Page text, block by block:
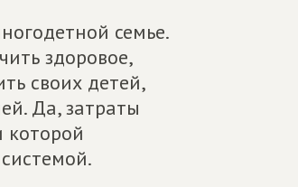
семье.
здоровое,
своих детей,
Да, затраты
которой